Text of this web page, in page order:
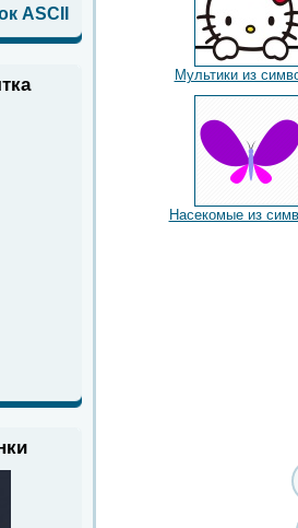
ASCII
Мультики из
Насекомые из